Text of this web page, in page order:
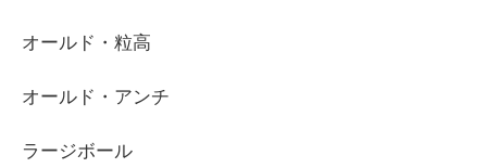
オールド・粒高
オールド・アンチ
ラージボール